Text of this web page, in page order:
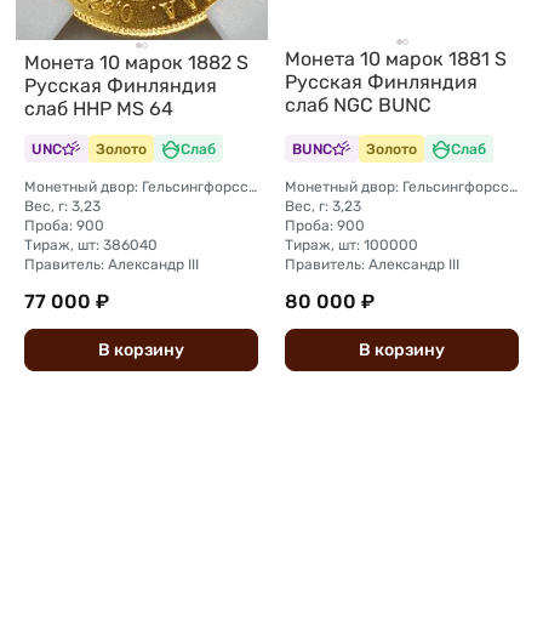
Монета 10 марок 1882 S
Русская Финляндия
слаб ННР MS 64
UNC Золото Слаб
Монетный двор: Гельсингфорсский монетный двор (Финляндия)
Вес, г: 3,23
Проба: 900
Тираж, шт: 386040
Правитель: Александр III
77 000 ₽
В корзину
Монета 10 марок 1881 S
Русская Финляндия
слаб NGC BUNC
BUNC Золото Слаб
Монетный двор: Гельсингфорсский монетный двор (Финляндия)
Вес, г: 3,23
Проба: 900
Тираж, шт: 100000
Правитель: Александр III
80 000 ₽
В корзину